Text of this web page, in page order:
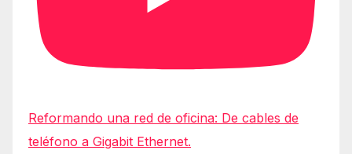
Reformando una red de oficina: De cables de
teléfono a Gigabit Ethernet.